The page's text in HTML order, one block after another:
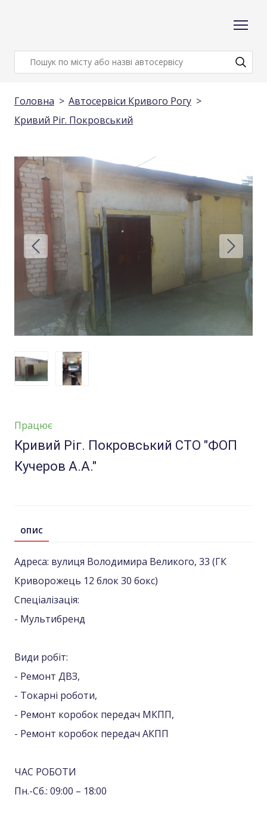
Головна
Автосервіси Кривого Рогу
Кривий Ріг. Покровський
Працює
Кривий Ріг. Покровський СТО "ФОП
Кучеров А.А."
ОПИС
Адреса: вулиця Володимира Великого, 33 (ГК
Криворожець 12 блок 30 бокс)
Спеціалізація:
- Мультибренд
Види робіт:
- Ремонт ДВЗ,
- Токарні роботи,
- Ремонт коробок передач МКПП,
- Ремонт коробок передач АКПП
ЧАС РОБОТИ
Пн.-Сб.: 09:00 – 18:00